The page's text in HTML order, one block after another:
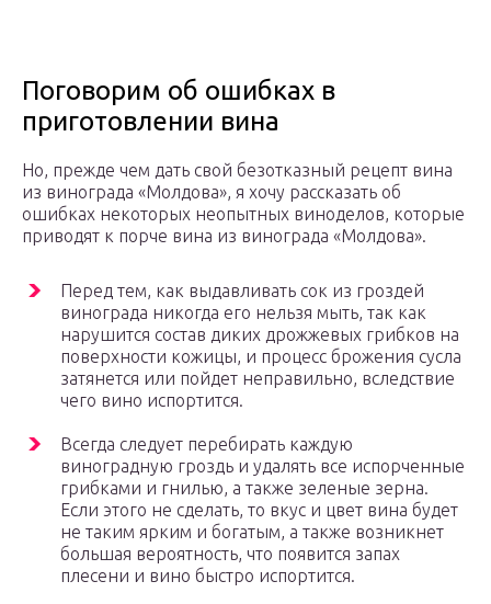
Поговорим об ошибках в
приготовлении вина
Но, прежде чем дать свой безотказный рецепт вина
из винограда «Молдова», я хочу рассказать об
ошибках некоторых неопытных виноделов, которые
приводят к порче вина из винограда «Молдова».
Перед тем, как выдавливать сок из гроздей
винограда никогда его нельзя мыть, так как
нарушится состав диких дрожжевых грибков на
поверхности кожицы, и процесс брожения сусла
затянется или пойдет неправильно, вследствие
чего вино испортится.
Всегда следует перебирать каждую
виноградную гроздь и удалять все испорченные
грибками и гнилью, а также зеленые зерна.
Если этого не сделать, то вкус и цвет вина будет
не таким ярким и богатым, а также возникнет
большая вероятность, что появится запах
плесени и вино быстро испортится.